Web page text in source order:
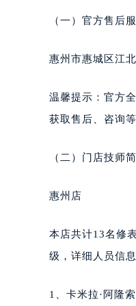
（一）官方售后
惠州市惠城区江
温馨提示：官方
获取售后、咨询
（二）门店技师
惠州店
本店共计13名修
级，详细人员信息
1、卡米拉·阿隆